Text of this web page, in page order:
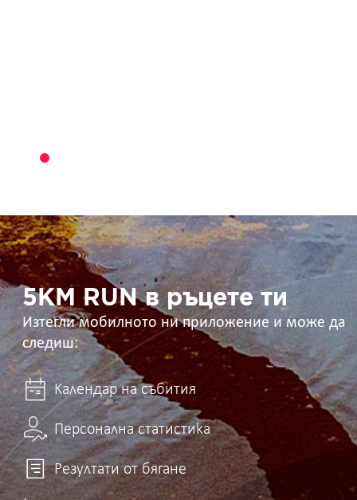
5KM
RUN
в
ръцете
ти 5KM RUN в ръцете ти
Изтегли мобилното ни приложение и може да
следиш:
Календар на събития
Персонална статистика
Резултати от бягане